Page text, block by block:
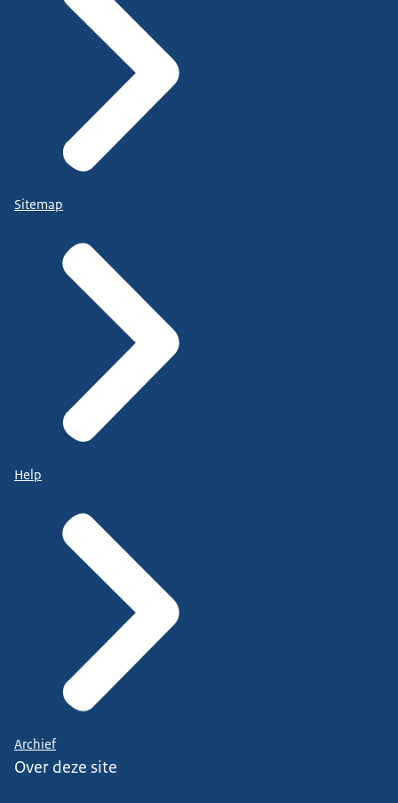
Sitemap
Help
Archief
Over deze site